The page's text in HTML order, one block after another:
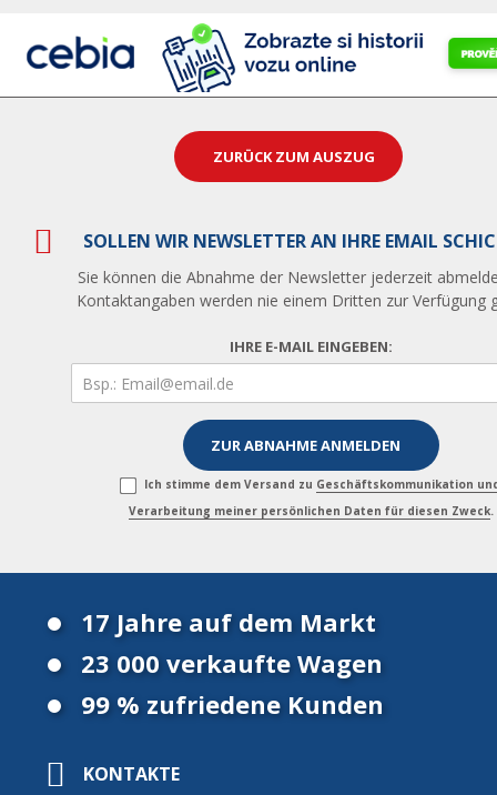
ZURÜCK ZUM AUSZUG
SOLLEN WIR NEWSLETTER AN IHRE EMAIL
Sie können die Abnahme der Newsletter jederzeit
Kontaktangaben werden nie einem Dritten zur Verfügung
IHRE E-MAIL EINGEBEN:
Ich stimme dem Versand zu Geschäftskommunikation
Verarbeitung meiner persönlichen Daten für diesen Zweck.
17 Jahre auf dem Markt
23 000 verkaufte Wagen
99 % zufriedene Kunden
KONTAKTE